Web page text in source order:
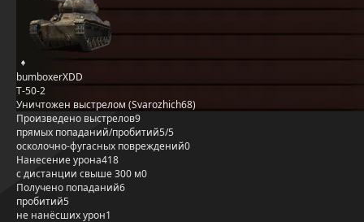
bumboxerXDD
Т-50-2
Уничтожен выстрелом (Svarozhich68)
Произведено выстрелов9
прямых попаданий/пробитий5/5
осколочно-фугасных повреждений0
Нанесение урона418
с дистанции свыше 300 м0
Получено попаданий6
пробитий5
не нанёсших урон1